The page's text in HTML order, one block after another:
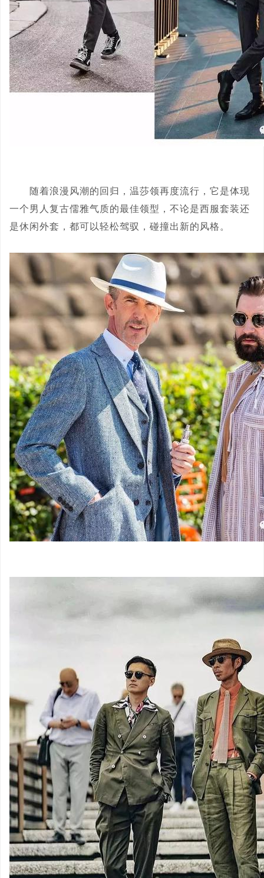
随着浪漫风潮的回归，温莎领再度流行，它是体现
一个男人复古儒雅气质的最佳领型，不论是西服套装还
是休闲外套，都可以轻松驾驭，碰撞出新的风格。